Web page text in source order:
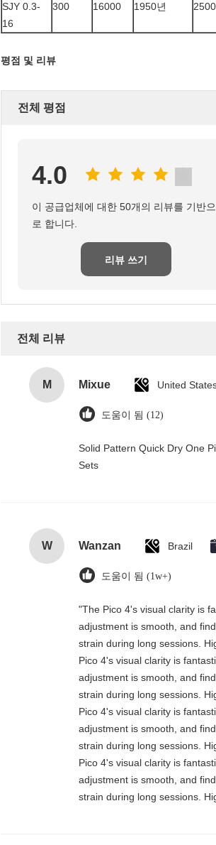
SJY 0.3-
16
300 16000 1950년
평점 및 리뷰
전체 평점
4.0
이 공급업체에 대한 50개의 리뷰를 기반으
로 합니다.
리뷰 쓰기
전체 리뷰
M Mixue United
도움이 됨 (12)
Solid Pattern Quick Dry One
Sets
W Wanzan Brazil
도움이 됨 (1w+)
"The Pico 4's visual clarity is
adjustment is smooth, and
strain during long sessions.
Pico 4's visual clarity is
adjustment is smooth, and
strain during long sessions.
Pico 4's visual clarity is
adjustment is smooth, and
strain during long sessions.
Pico 4's visual clarity is
adjustment is smooth, and
strain during long sessions.